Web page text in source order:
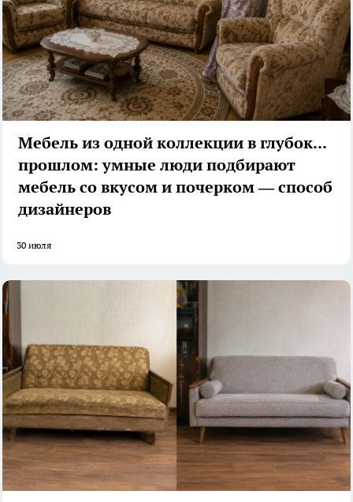
Мебель из одной коллекции в глубоком
прошлом: умные люди подбирают
мебель со вкусом и почерком — способ
дизайнеров
30 июля